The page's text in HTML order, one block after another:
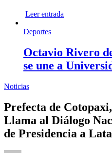
Leer entrada
Deportes
Octavio Rivero
se une a
Noticias
Prefecta de
Llama al Diálogo
de Presidencia a